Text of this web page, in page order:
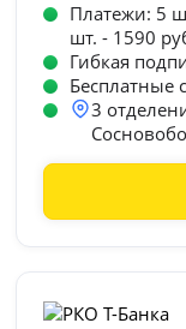
Платежи: 5
шт. - 1590
Гибкая
Бесплатные
3